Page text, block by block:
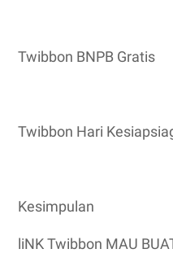
Twibbon BNPB Gratis
Twibbon Hari
Kesimpulan
liNK Twibbon MAU